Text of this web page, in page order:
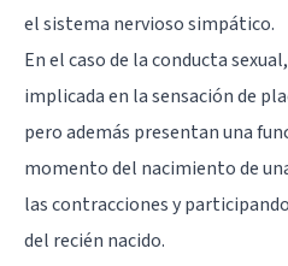
el sistema nervioso simpático.
En el caso de la conducta
implicada en la sensación de
pero además presentan una
momento del nacimiento de
las contracciones y
del recién nacido.